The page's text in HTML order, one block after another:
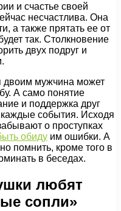
и счастье своей
несчастлива. Она
а также прятать ее от
так. Столкновение
двух подруг и
двоим мужчина может
А само понятие
и поддержка друг
события. Исходя
о проступках
обиду им ошибки. А
помнить, кроме того в
в беседах.
любят
сопли»